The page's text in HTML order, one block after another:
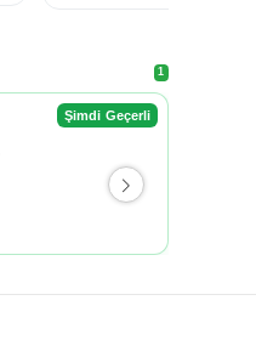
1
Şimdi Geçerli